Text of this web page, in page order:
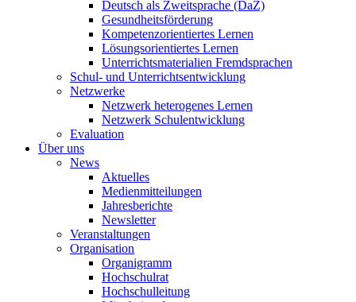
Deutsch als Zweitsprache (DaZ)
Gesundheitsförderung
Kompetenzorientiertes Lernen
Lösungsorientiertes Lernen
Unterrichtsmaterialien Fremdsprachen
Schul- und Unterrichtsentwicklung
Netzwerke
Netzwerk heterogenes Lernen
Netzwerk Schulentwicklung
Evaluation
Über uns
News
Aktuelles
Medienmitteilungen
Jahresberichte
Newsletter
Veranstaltungen
Organisation
Organigramm
Hochschulrat
Hochschulleitung